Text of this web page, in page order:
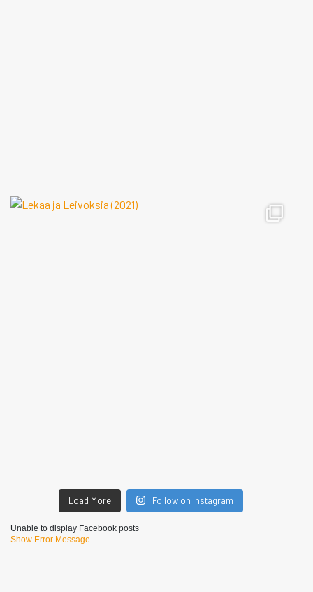
Load More Follow on Instagram
Unable to display Facebook posts
Show Error Message